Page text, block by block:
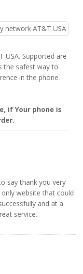
USA. Supported are
the safest way to
in the phone.
if Your phone is
say thank you very
website that could
and at a
service.